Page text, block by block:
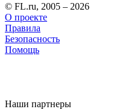
© FL.ru, 2005 – 2026
О проекте
Правила
Безопасность
Помощь
Наши партнеры